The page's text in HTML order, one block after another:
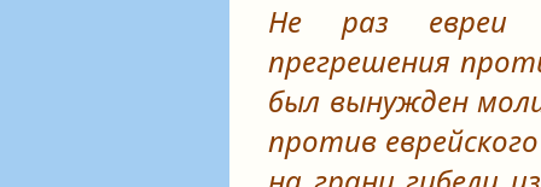
Не раз евреи
прегрешения
был вынужден
против